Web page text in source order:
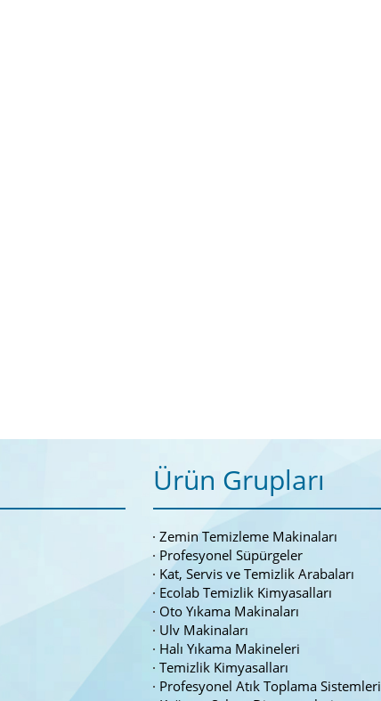
Ürün Grupları
Zemin Temizleme Makinaları
Profesyonel Süpürgeler
Kat, Servis ve Temizlik Arabaları
Ecolab Temizlik Kimyasalları
Oto Yıkama Makinaları
Ulv Makinaları
Halı Yıkama Makineleri
Temizlik Kimyasalları
Profesyonel Atık Toplama Sistemleri